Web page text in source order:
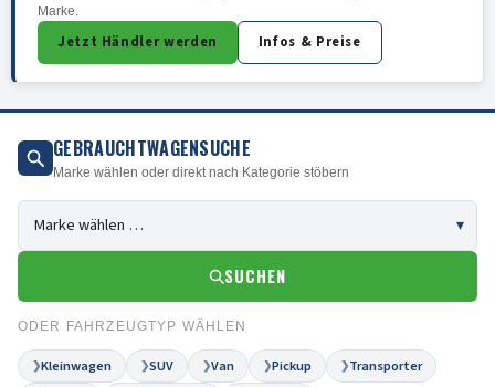
Marke.
Jetzt Händler werden Infos & Preise
GEBRAUCHTWAGENSUCHE
Marke wählen oder direkt nach Kategorie stöbern
SUCHEN
ODER FAHRZEUGTYP WÄHLEN
❯Kleinwagen ❯SUV ❯Van ❯Pickup ❯Transporter